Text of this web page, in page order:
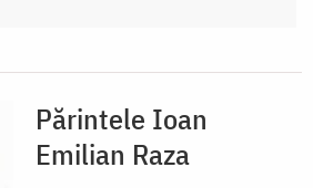
Părintele Ioan
Emilian Raza